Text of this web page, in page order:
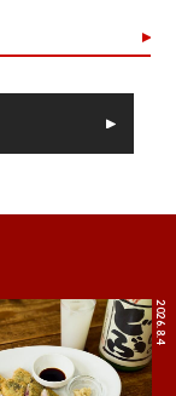
2026.8.4